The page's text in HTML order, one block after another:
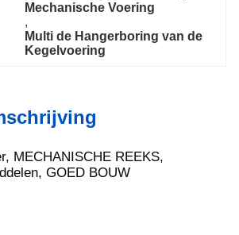
Mechanische Voering
,
Multi de Hangerboring van de
Kegelvoering
MECHANISCHE REEKS,
GOED BOUW